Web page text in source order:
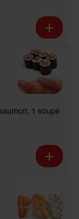
1 soupe